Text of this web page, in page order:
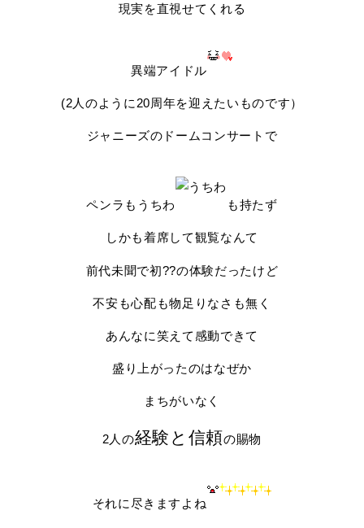
現実を直視せてくれる
異端アイドル
(2人のように20周年を迎えたいものです）
ジャニーズのドームコンサートで
ペンラもうちわ も持たず
しかも着席して観覧なんて
前代未聞で初??の体験だったけど
不安も心配も物足りなさも無く
あんなに笑えて感動できて
盛り上がったのはなぜか
まちがいなく
2人の経験と信頼の賜物
それに尽きますよね